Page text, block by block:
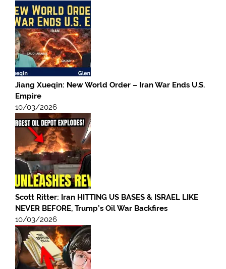
Jiang Xueqin: New World Order – Iran War Ends U.S.
Empire
10/03/2026
Scott Ritter: Iran HITTING US BASES & ISRAEL LIKE
NEVER BEFORE, Trump’s Oil War Backfires
10/03/2026